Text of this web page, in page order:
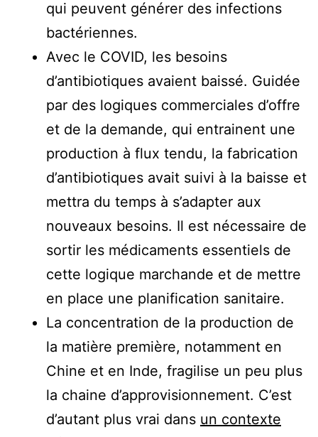
qui peuvent générer des infections
bactériennes.
Avec le COVID, les besoins
d’antibiotiques avaient baissé. Guidée
par des logiques commerciales d’offre
et de la demande, qui entrainent une
production à flux tendu, la fabrication
d’antibiotiques avait suivi à la baisse et
mettra du temps à s’adapter aux
nouveaux besoins. Il est nécessaire de
sortir les médicaments essentiels de
cette logique marchande et de mettre
en place une planification sanitaire.
La concentration de la production de
la matière première, notamment en
Chine et en Inde, fragilise un peu plus
la chaine d’approvisionnement. C’est
d’autant plus vrai dans un contexte